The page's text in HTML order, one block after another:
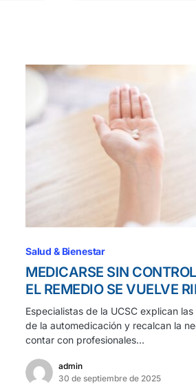
Salud & Bienestar
MEDICARSE SIN
EL REMEDIO SE VUELVE
Especialistas de la UCSC explican
de la automedicación y recalcan la
contar con profesionales…
admin
30 de septiembre de 2025